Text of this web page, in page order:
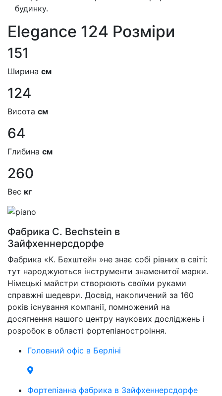
будинку.
Elegance 124 Розмiри
151
Ширина см
124
Висота см
64
Глибина см
260
Вес кг
Фабрика C. Bechstein в
Зайфхеннерсдорфе
Фабрика «К. Бехштейн »не знає собі рівних в світі:
тут народжуються інструменти знаменитої марки.
Німецькі майстри створюють своїми руками
справжні шедеври. Досвід, накопичений за 160
років існування компанії, помножений на
досягнення нашого центру наукових досліджень і
розробок в області фортепіаностроіння.
Головний офіс в Берліні
Фортепіанна фабрика в Зайфхеннерсдорфе